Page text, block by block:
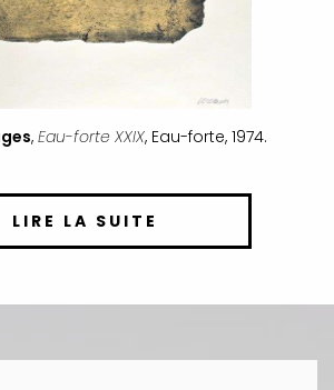
, Eau-forte XXIX, Eau-forte, 1974.
LIRE LA SUITE